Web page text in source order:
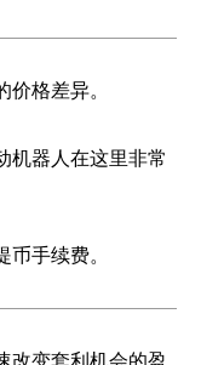
格差异。
机器人在这里非常
币手续费。
改变套利机会的盈